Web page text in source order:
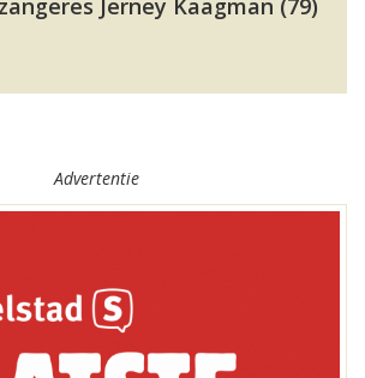
Jerney Kaagman (79)
Advertentie